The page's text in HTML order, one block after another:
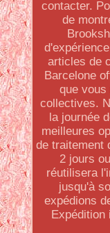
contacter.
de
articles de
Barcelone
que
collectives.
la journée
meilleures
de traitement
2 jours
réutilisera
jusqu'à
expédions
Expédition